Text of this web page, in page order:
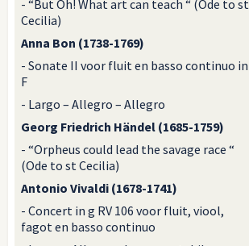
- “But Oh! What art can teach “ (Ode to st
Cecilia)
Anna Bon (1738-1769)
- Sonate II voor fluit en basso continuo in
F
- Largo – Allegro – Allegro
Georg Friedrich Händel (1685-1759)
- “Orpheus could lead the savage race “
(Ode to st Cecilia)
Antonio Vivaldi (1678-1741)
- Concert in g RV 106 voor fluit, viool,
fagot en basso continuo